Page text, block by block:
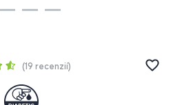
19 recenzií